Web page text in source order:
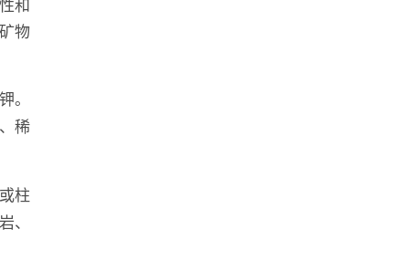
物
。
稀
柱